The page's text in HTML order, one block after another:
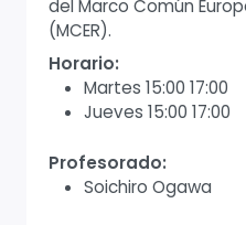
del Marco Común
(MCER).
Horario:
Martes 15:00 17:00
Jueves 15:00 17:00
Profesorado:
Soichiro Ogawa